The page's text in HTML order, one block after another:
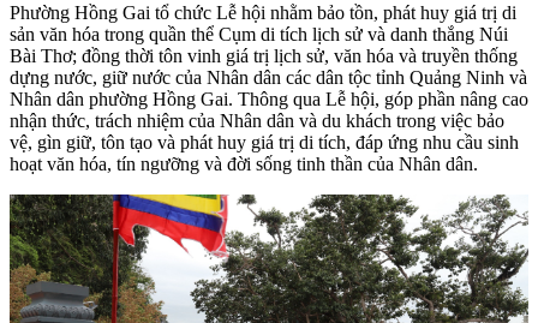
Phường Hồng Gai tổ chức Lễ hội nhằm bảo tồn, phát huy giá trị di
sản văn hóa trong quần thể Cụm di tích lịch sử và danh thắng Núi
Bài Thơ; đồng thời tôn vinh giá trị lịch sử, văn hóa và truyền thống
dựng nước, giữ nước của Nhân dân các dân tộc tỉnh Quảng Ninh và
Nhân dân phường Hồng Gai. Thông qua Lễ hội, góp phần nâng cao
nhận thức, trách nhiệm của Nhân dân và du khách trong việc bảo
vệ, gìn giữ, tôn tạo và phát huy giá trị di tích, đáp ứng nhu cầu sinh
hoạt văn hóa, tín ngưỡng và đời sống tinh thần của Nhân dân.